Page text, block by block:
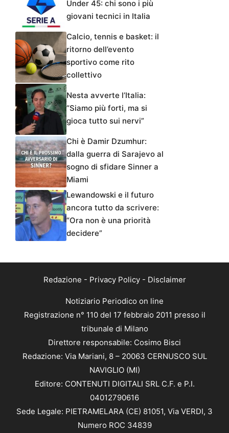
Under 45: chi sono i più
giovani tecnici in Italia
Calcio, tennis e basket: il
ritorno dell’evento
sportivo come rito
collettivo
Nesta avverte l’Italia:
“Siamo più forti, ma si
gioca tutto sui nervi”
Chi è Damir Dzumhur:
dalla guerra di Sarajevo al
sogno di sfidare Sinner a
Miami
Lewandowski e il futuro
ancora tutto da scrivere:
“Ora non è una priorità
decidere”
Redazione - Privacy Policy- Disclaimer
Notiziario Periodico on line
Registrazione n° 110 del 17 febbraio 2011 presso il
tribunale di Milano
Direttore responsabile: Cosimo Bisci
Redazione: Via Mariani, 8 – 20063 CERNUSCO SUL
NAVIGLIO (MI)
Editore: CONTENUTI DIGITALI SRL C.F. e P.I.
04012790616
Sede Legale: PIETRAMELARA (CE) 81051, Via VERDI, 3
Numero ROC 34839